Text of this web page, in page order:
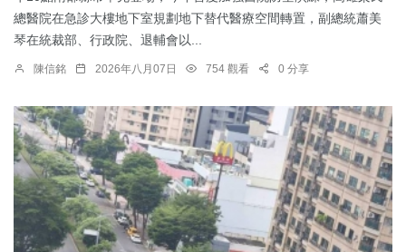
總醫院在急診大樓地下室規劃地下替代醫療空間轉置，副總統蕭美
琴在統裁部、行政院、退輔會以...
陳信銘 2026年八月07日 754 觀看 0 分享